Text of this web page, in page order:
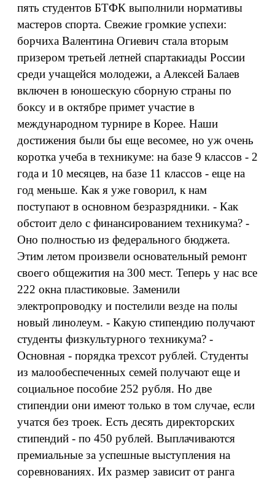
пять студентов БТФК выполнили нормативы
мастеров спорта. Свежие громкие успехи:
борчиха Валентина Огиевич стала вторым
призером третьей летней спартакиады России
среди учащейся молодежи, а Алексей Балаев
включен в юношескую сборную страны по
боксу и в октябре примет участие в
международном турнире в Корее. Наши
достижения были бы еще весомее, но уж очень
коротка учеба в техникуме: на базе 9 классов - 2
года и 10 месяцев, на базе 11 классов - еще на
год меньше. Как я уже говорил, к нам
поступают в основном безразрядники. - Как
обстоит дело с финансированием техникума? -
Оно полностью из федерального бюджета.
Этим летом произвели основательный ремонт
своего общежития на 300 мест. Теперь у нас все
222 окна пластиковые. Заменили
электропроводку и постелили везде на полы
новый линолеум. - Какую стипендию получают
студенты физкультурного техникума? -
Основная - порядка трехсот рублей. Студенты
из малообеспеченных семей получают еще и
социальное пособие 252 рубля. Но две
стипендии они имеют только в том случае, если
учатся без троек. Есть десять директорских
стипендий - по 450 рублей. Выплачиваются
премиальные за успешные выступления на
соревнованиях. Их размер зависит от ранга